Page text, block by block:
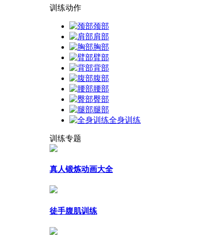
训练动作
颈部
肩部
胸部
臂部
背部
腹部
腰部
臀部
腿部
全身训练
训练专题
真人锻炼动画大全
徒手腹肌训练